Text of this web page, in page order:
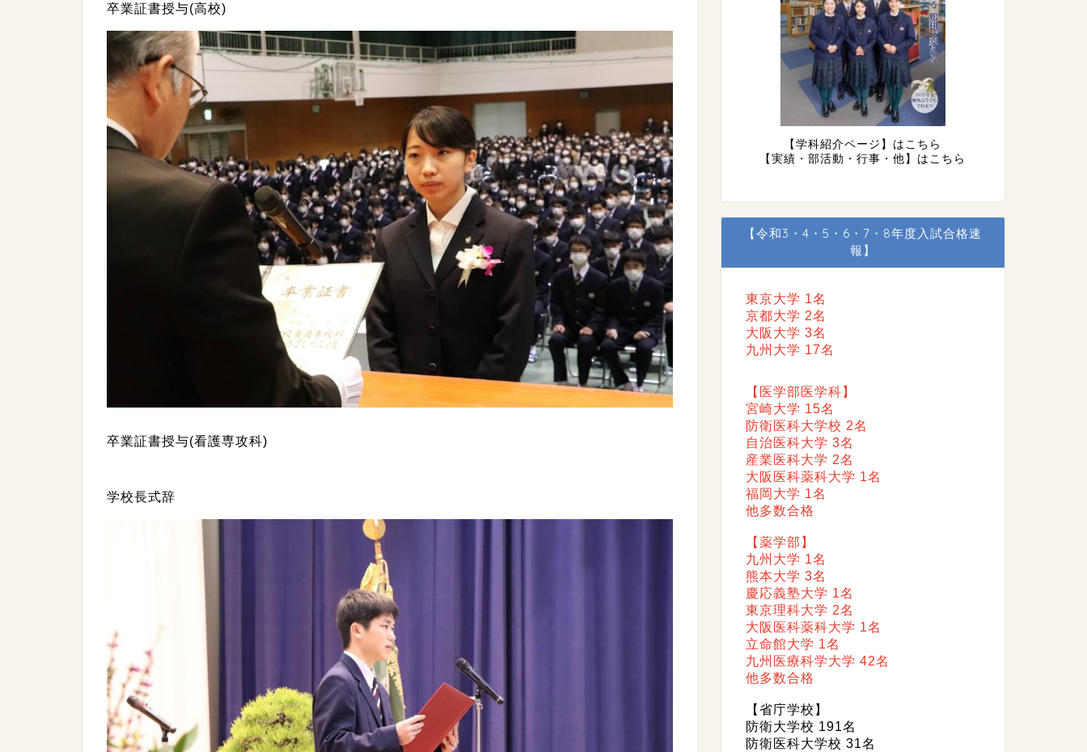
卒業証書授与(高校)
卒業証書授与(看護専攻科)
学校長式辞
【学科紹介ページ】はこちら
【実績・部活動・行事・他】はこちら
【令和3・4・5・6・7・8年度入試合格速
報】
東京大学 1名
京都大学 2名
大阪大学 3名
九州大学 17名
【医学部医学科】
宮崎大学 15名
防衛医科大学校 2名
自治医科大学 3名
産業医科大学 2名
大阪医科薬科大学 1名
福岡大学 1名
他多数合格
【薬学部】
九州大学 1名
熊本大学 3名
慶応義塾大学 1名
東京理科大学 2名
大阪医科薬科大学 1名
立命館大学 1名
九州医療科学大学 42名
他多数合格
【省庁学校】
防衛大学校 191名
防衛医科大学校 31名